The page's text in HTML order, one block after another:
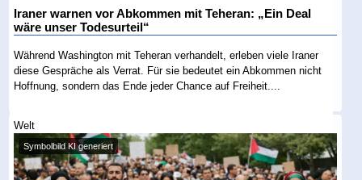
Iraner warnen vor Abkommen mit Teheran: „Ein Deal
wäre unser Todesurteil“
Während Washington mit Teheran verhandelt, erleben viele Iraner
diese Gespräche als Verrat. Für sie bedeutet ein Abkommen nicht
Hoffnung, sondern das Ende jeder Chance auf Freiheit....
Welt
Symbolbild KI generiert